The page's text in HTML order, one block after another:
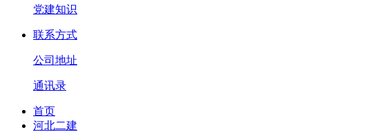
党建知识
联系方式
公司地址
通讯录
首页
河北二建